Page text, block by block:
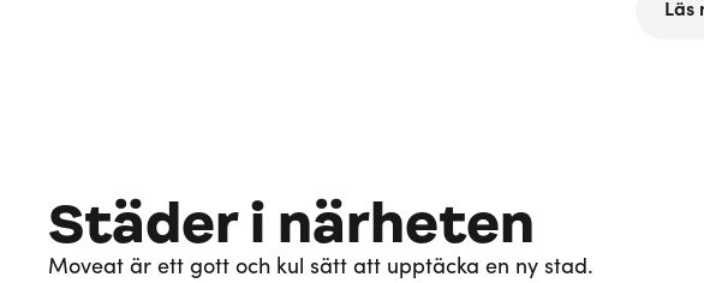
Läs
Städer i närheten
Moveat är ett gott och kul sätt att upptäcka en ny stad.